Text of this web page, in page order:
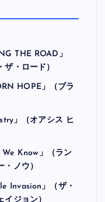
THE ROAD」
ザ・ロード）
HOPE」（ブラ
」（オアシス ヒ
Know」（ラン
ノウ）
Invasion」（ザ・
ジョン）